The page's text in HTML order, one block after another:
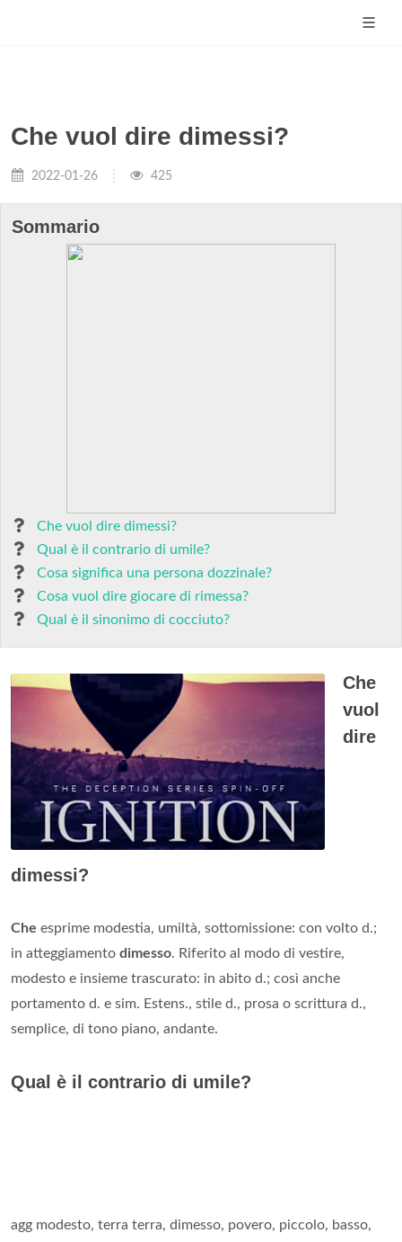
Che vuol dire dimessi?
2022-01-26 425
Sommario
Che vuol dire dimessi?
Qual è il contrario di umile?
Cosa significa una persona dozzinale?
Cosa vuol dire giocare di rimessa?
Qual è il sinonimo di cocciuto?
Che
vuol
dire
dimessi?
Che esprime modestia, umiltà, sottomissione: con volto d.;
in atteggiamento dimesso. Riferito al modo di vestire,
modesto e insieme trascurato: in abito d.; così anche
portamento d. e sim. Estens., stile d., prosa o scrittura d.,
semplice, di tono piano, andante.
Qual è il contrario di umile?
agg modesto, terra terra, dimesso, povero, piccolo, basso,